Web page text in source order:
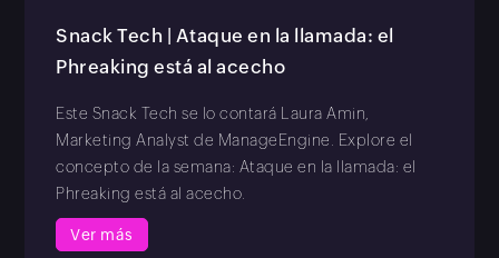
Snack Tech | Ataque en la llamada: el
Phreaking está al acecho
Este Snack Tech se lo contará Laura Amin,
Marketing Analyst de ManageEngine. Explore el
concepto de la semana: Ataque en la llamada: el
Phreaking está al acecho.
Ver más